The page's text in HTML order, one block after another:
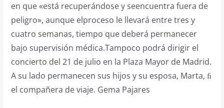
en que «está recuperándose y seencuentra fuera de
peligro», aunque elproceso le llevará entre tres y
cuatro semanas, tiempo que deberá permanecer
bajo supervisión médica.Tampoco podrá dirigir el
concierto del 21 de julio en la Plaza Mayor de Madrid.
A su lado permanecen sus hijos y su esposa, Marta, ﬁ
el compañera de viaje. Gema Pajares